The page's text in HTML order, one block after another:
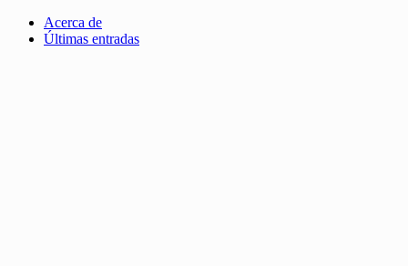
Acerca de
Últimas entradas